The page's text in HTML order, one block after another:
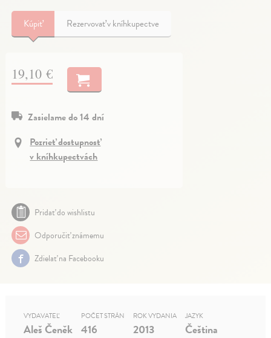
Kúpiť Rezervovať v kníhkupectve
19,10 €
Zasielame do 14 dní
Pozrieť dostupnosť
v kníhkupectvách
Pridať do wishlistu
Odporučiť známemu
Zdielať na Facebooku
VYDAVATEĽ
Aleš Čeněk
POČET STRÁN
416
ROK VYDANIA
2013
JAZYK
Čeština